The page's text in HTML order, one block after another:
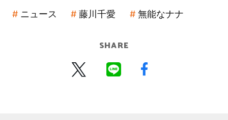
ニュース 藤川千愛 無能なナナ
SHARE